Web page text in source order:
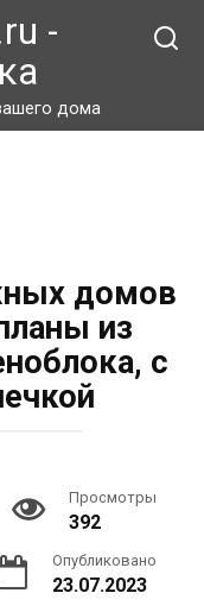
-
дома
домов
из
с
Просмотры
392
Опубликовано
23.07.2023